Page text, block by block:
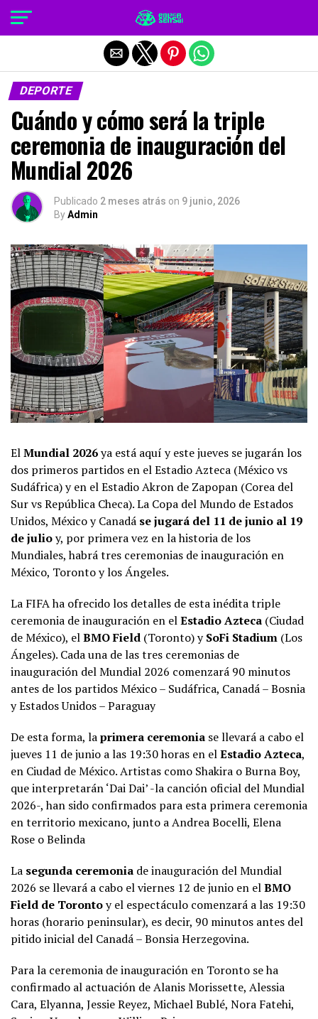
DEPORTE
Cuándo y cómo será la triple
ceremonia de inauguración del
Mundial 2026
Publicado 2 meses atrás on 9 junio, 2026
ByAdmin
ElMundial 2026ya está aquí y este jueves se jugarán los
dos primeros partidos en el Estadio Azteca (México vs
Sudáfrica) y en el Estadio Akron de Zapopan (Corea del
Sur vs República Checa). La Copa del Mundo de Estados
Unidos, México y Canadá se jugará del 11 de junio al 19
de julioy, por primera vez en la historia de los
Mundiales, habrá tres ceremonias de inauguración en
México, Toronto y los Ángeles.
La FIFA ha ofrecido los detalles de esta inédita triple
ceremonia de inauguración en elEstadio Azteca (Ciudad
de México), elBMO Field (Toronto) ySoFi Stadium (Los
Ángeles). Cada una de las tres ceremonias de
inauguración del Mundial 2026 comenzará 90 minutos
antes de los partidos México – Sudáfrica, Canadá – Bosnia
y Estados Unidos – Paraguay
De esta forma, laprimera ceremonia se llevará a cabo el
jueves 11 de junio a las 19:30 horas en elEstadio Azteca,
en Ciudad de México. Artistas como Shakira o Burna Boy,
que interpretarán ‘Dai Dai’ -la canción oficial del Mundial
2026-, han sido confirmados para esta primera ceremonia
en territorio mexicano, junto a Andrea Bocelli, Elena
Rose o Belinda
La segunda ceremonia de inauguración del Mundial
2026 se llevará a cabo el viernes 12 de junio en elBMO
Field de Torontoy el espectáculo comenzará a las 19:30
horas (horario peninsular), es decir, 90 minutos antes del
pitido inicial del Canadá – Bonsia Herzegovina.
Para la ceremonia de inauguración en Toronto se ha
confirmado al actuación de Alanis Morissette, Alessia
Cara, Elyanna, Jessie Reyez, Michael Bublé, Nora Fatehi,
Salir de la versión móvil